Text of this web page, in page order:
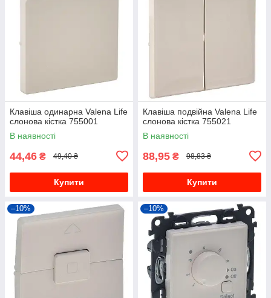
Клавіша одинарна Valena Life
слонова кістка 755001
В наявності
44,46 ₴ 49,40 ₴
Купити
Клавіша подвійна Valena Life
слонова кістка 755021
В наявності
88,95 ₴ 98,83 ₴
Купити
–10% –10%